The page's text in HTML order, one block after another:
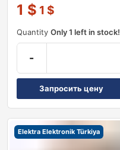
1 $ 1 $
Quantity Only 1 left in stock!
-
Запросить цену
Elektra Elektronik Türkiya